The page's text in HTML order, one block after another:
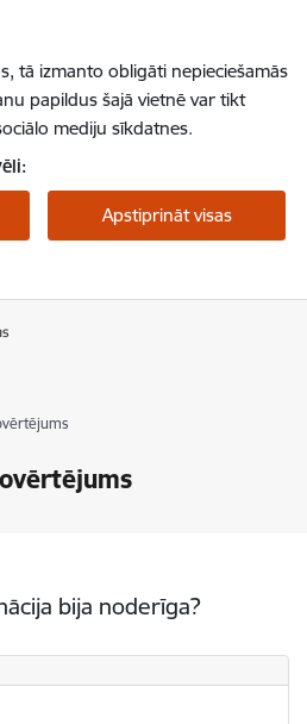
tā izmanto obligāti nepieciešamās
papildus šajā vietnē var tikt
mediju sīkdatnes.
Apstiprināt visas
bija noderīga?
noderīga?